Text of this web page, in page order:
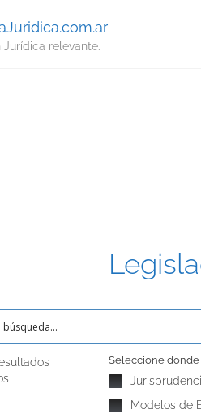
Jurídica relevante.
Seleccione donde
Modelos de